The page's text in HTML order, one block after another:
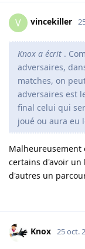
V vincekiller
Knox a écrit .
adversaires,
matches, on
adversaires est
final celui qui
joué ou aura eu
Malheureusement
certains d'avoir un
d'autres un
Knox 25 oct.